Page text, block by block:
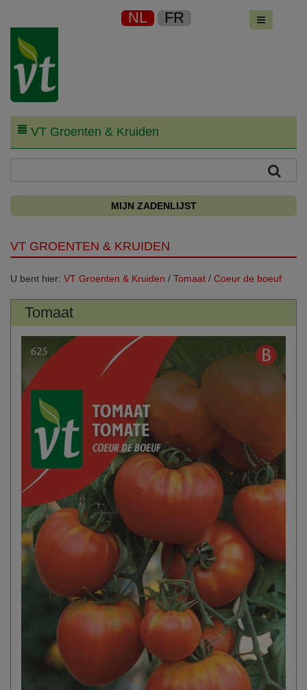
NL FR
VT Groenten & Kruiden
MIJN ZADENLIJST
VT GROENTEN & KRUIDEN
U bent hier: VT Groenten & Kruiden / Tomaat / Coeur de boeuf
Tomaat